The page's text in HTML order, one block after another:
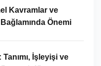
Kavramlar ve
Önemi
İşleyişi ve